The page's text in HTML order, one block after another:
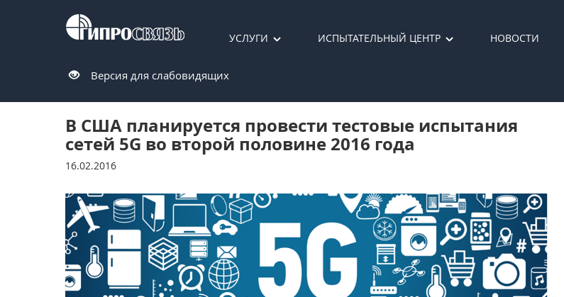
УСЛУГИ ИСПЫТАТЕЛЬНЫЙ ЦЕНТР НОВОСТИ
Версия для слабовидящих
В США планируется провести тестовые испытания
сетей 5G во второй половине 2016 года
16.02.2016